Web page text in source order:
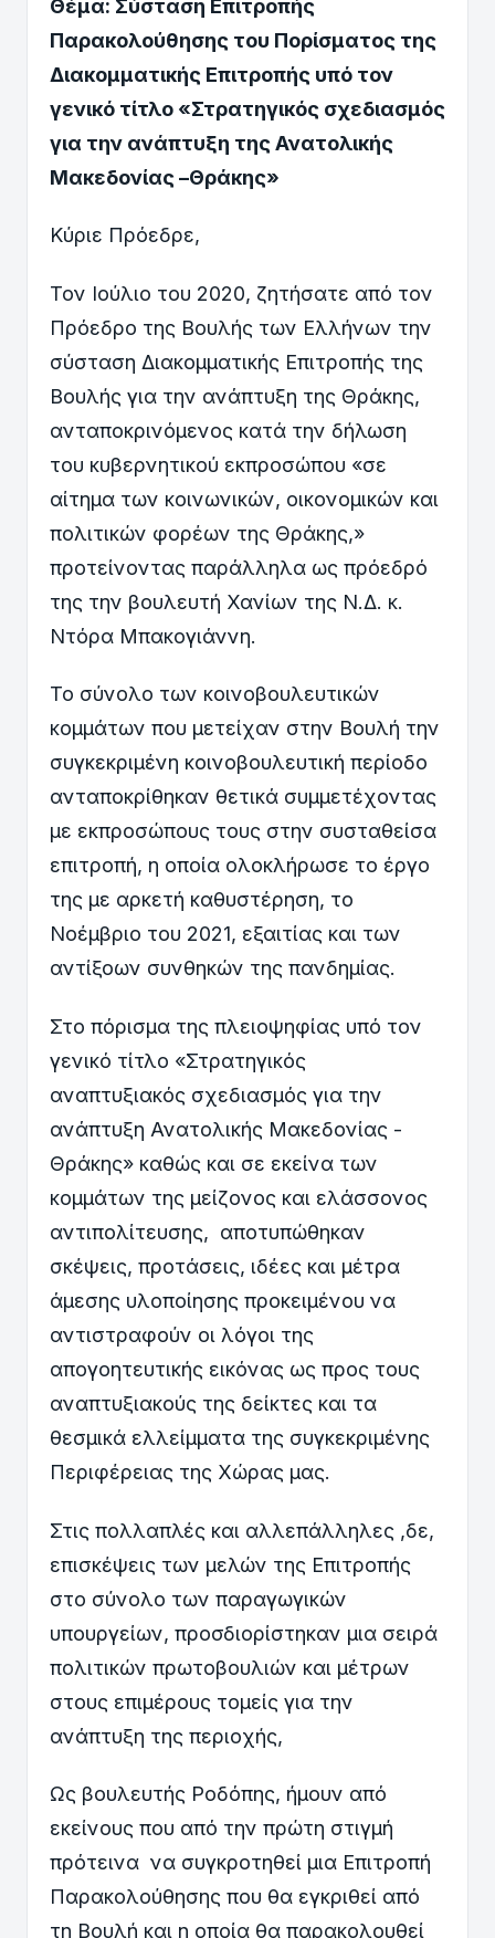
Θέμα: Σύσταση Επιτροπής
Παρακολούθησης του Πορίσματος της
Διακομματικής Επιτροπής υπό τον
γενικό τίτλο «Στρατηγικός σχεδιασμός
για την ανάπτυξη της Ανατολικής
Μακεδονίας –Θράκης»
Κύριε Πρόεδρε,
Τον Ιούλιο του 2020, ζητήσατε από τον
Πρόεδρο της Βουλής των Ελλήνων την
σύσταση Διακομματικής Επιτροπής της
Βουλής για την ανάπτυξη της Θράκης,
ανταποκρινόμενος κατά την δήλωση
του κυβερνητικού εκπροσώπου «σε
αίτημα των κοινωνικών, οικονομικών και
πολιτικών φορέων της Θράκης,»
προτείνοντας παράλληλα ως πρόεδρό
της την βουλευτή Χανίων της Ν.Δ. κ.
Ντόρα Μπακογιάννη.
Το σύνολο των κοινοβουλευτικών
κομμάτων που μετείχαν στην Βουλή την
συγκεκριμένη κοινοβουλευτική περίοδο
ανταποκρίθηκαν θετικά συμμετέχοντας
με εκπροσώπους τους στην συσταθείσα
επιτροπή, η οποία ολοκλήρωσε το έργο
της με αρκετή καθυστέρηση, το
Νοέμβριο του 2021, εξαιτίας και των
αντίξοων συνθηκών της πανδημίας.
Στο πόρισμα της πλειοψηφίας υπό τον
γενικό τίτλο «Στρατηγικός
αναπτυξιακός σχεδιασμός για την
ανάπτυξη Ανατολικής Μακεδονίας -
Θράκης» καθώς και σε εκείνα των
κομμάτων της μείζονος και ελάσσονος
αντιπολίτευσης, αποτυπώθηκαν
σκέψεις, προτάσεις, ιδέες και μέτρα
άμεσης υλοποίησης προκειμένου να
αντιστραφούν οι λόγοι της
απογοητευτικής εικόνας ως προς τους
αναπτυξιακούς της δείκτες και τα
θεσμικά ελλείμματα της συγκεκριμένης
Περιφέρειας της Χώρας μας.
Στις πολλαπλές και αλλεπάλληλες ,δε,
επισκέψεις των μελών της Επιτροπής
στο σύνολο των παραγωγικών
υπουργείων, προσδιορίστηκαν μια σειρά
πολιτικών πρωτοβουλιών και μέτρων
στους επιμέρους τομείς για την
ανάπτυξη της περιοχής,
Ως βουλευτής Ροδόπης, ήμουν από
εκείνους που από την πρώτη στιγμή
πρότεινα να συγκροτηθεί μια Επιτροπή
Παρακολούθησης που θα εγκριθεί από
τη Βουλή και η οποία θα παρακολουθεί